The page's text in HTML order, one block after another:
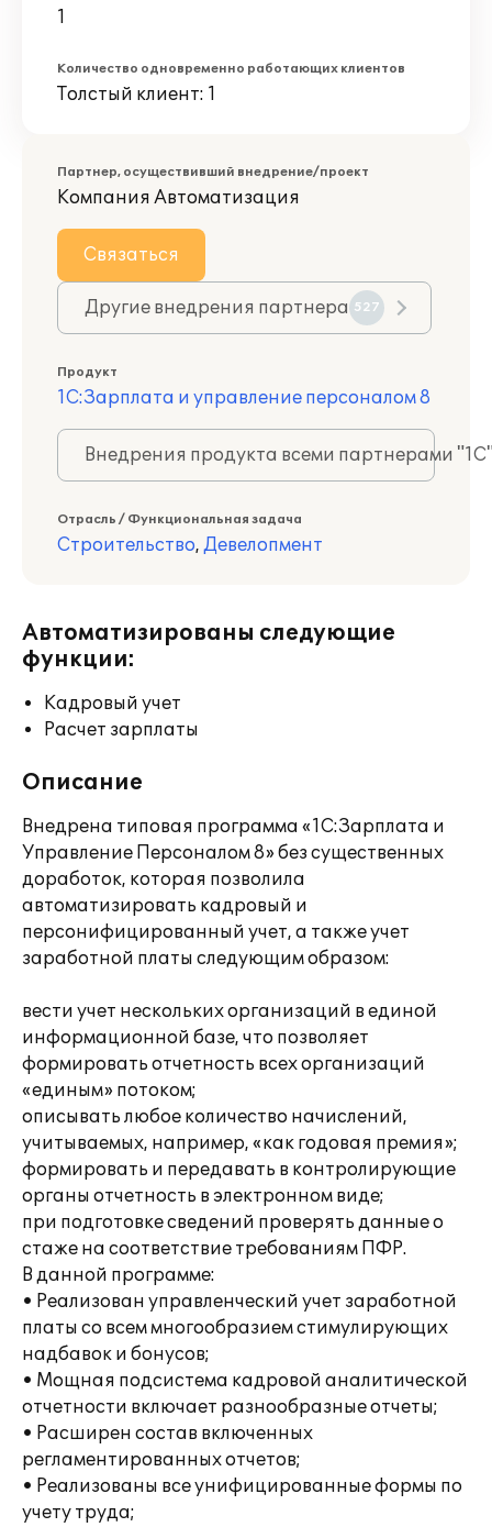
1
Количество одновременно работающих клиентов
Толстый клиент: 1
Партнер, осуществивший внедрение/проект
Компания Автоматизация
Связаться
Другие внедрения партнера 527
Продукт
1С:Зарплата и управление персоналом 8
Внедрения продукта всеми партнерами
Отрасль / Функциональная задача
Строительство, Девелопмент
Автоматизированы следующие
функции:
Кадровый учет
Расчет зарплаты
Описание
Внедрена типовая программа «1С:Зарплата и
Управление Персоналом 8» без существенных
доработок, которая позволила
автоматизировать кадровый и
персонифицированный учет, а также учет
заработной платы следующим образом:
вести учет нескольких организаций в единой
информационной базе, что позволяет
формировать отчетность всех организаций
«единым» потоком;
описывать любое количество начислений,
учитываемых, например, «как годовая премия»;
формировать и передавать в контролирующие
органы отчетность в электронном виде;
при подготовке сведений проверять данные о
стаже на соответствие требованиям ПФР.
В данной программе:
• Реализован управленческий учет заработной
платы со всем многообразием стимулирующих
надбавок и бонусов;
• Мощная подсистема кадровой аналитической
отчетности включает разнообразные отчеты;
• Расширен состав включенных
регламентированных отчетов;
• Реализованы все унифицированные формы по
учету труда;